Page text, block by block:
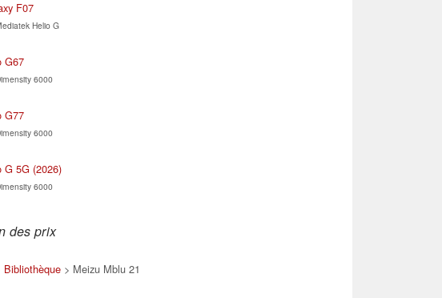
F07
Helio G
G67
6000
G77
6000
G 5G (2026)
6000
des prix
Bibliothèque> Meizu Mblu 21